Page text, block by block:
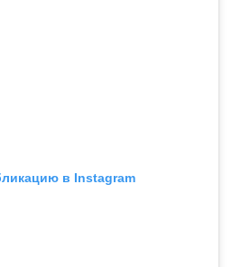
в Instagram